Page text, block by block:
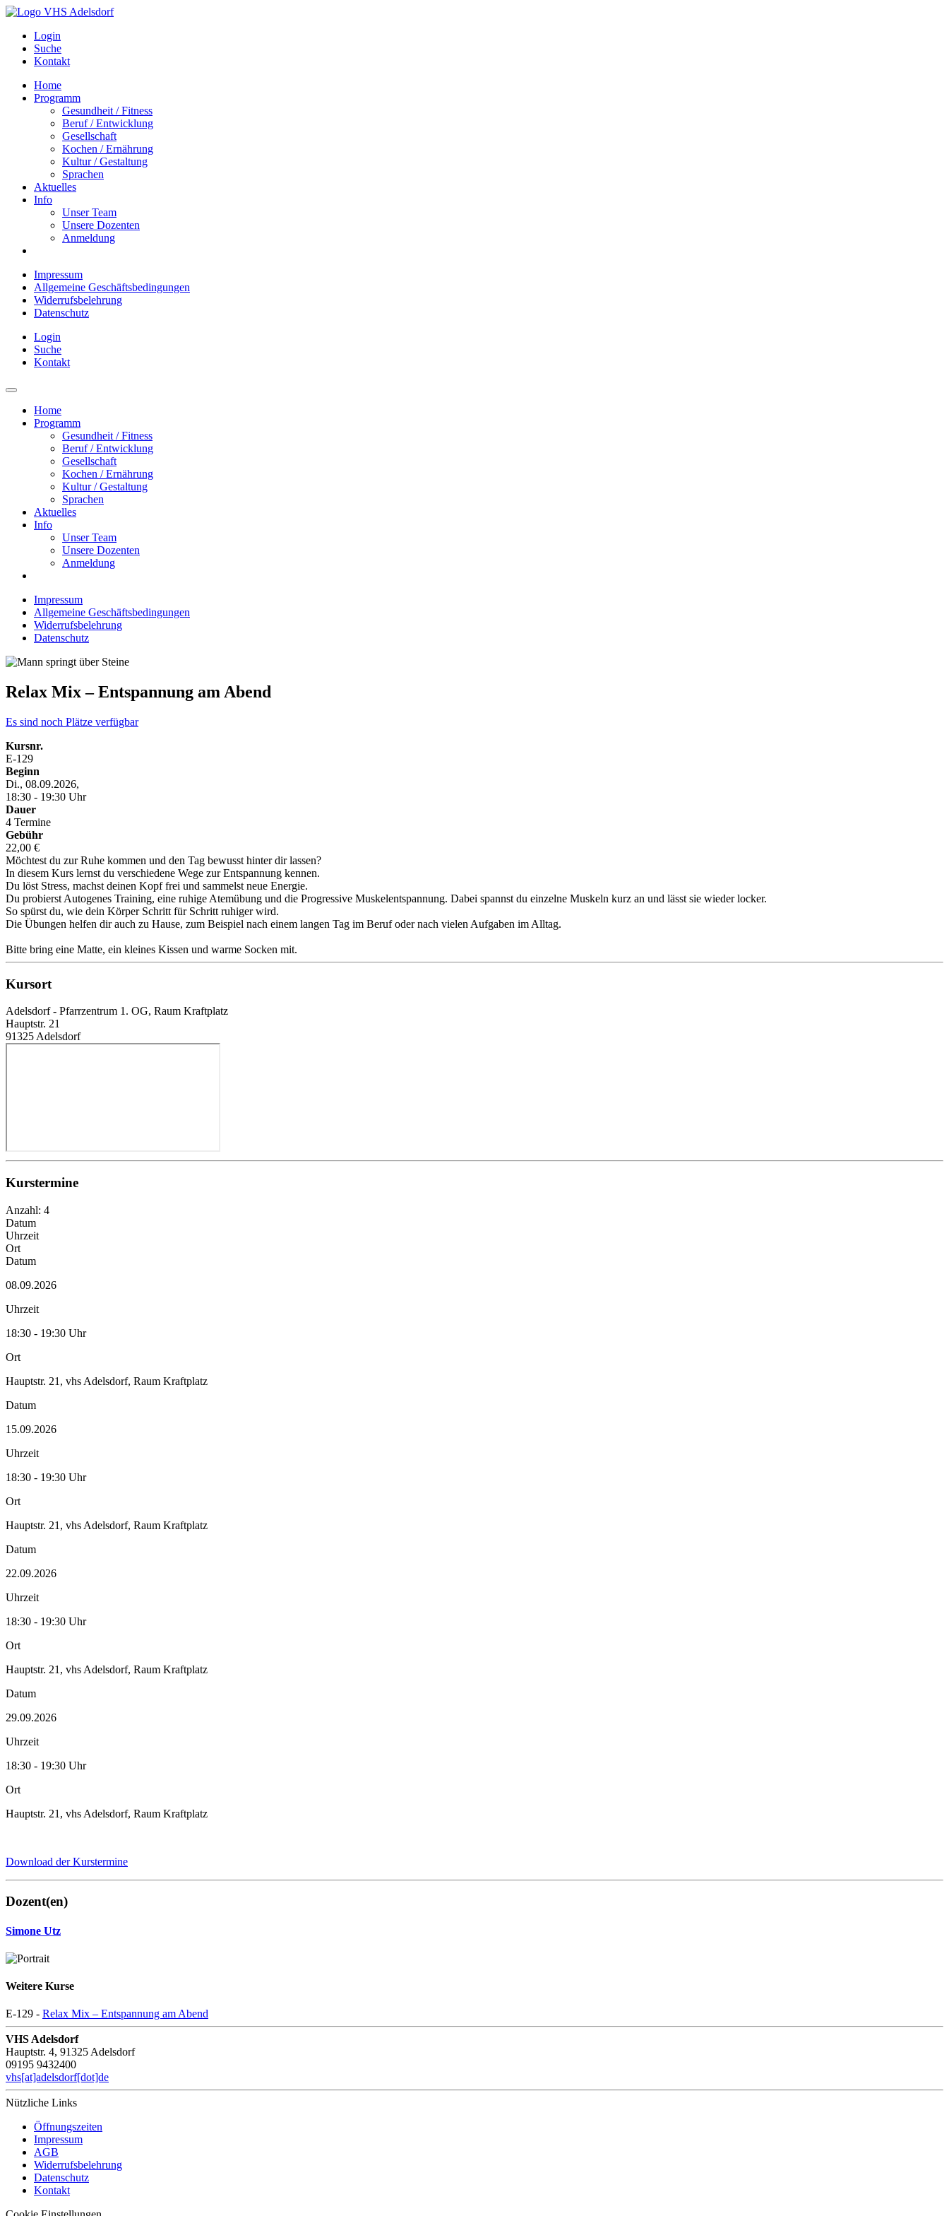
Login
Suche
Kontakt
Home
Programm
Gesundheit / Fitness
Beruf / Entwicklung
Gesellschaft
Kochen / Ernährung
Kultur / Gestaltung
Sprachen
Aktuelles
Info
Unser Team
Unsere Dozenten
Anmeldung
Impressum
Allgemeine Geschäftsbedingungen
Widerrufsbelehrung
Datenschutz
Login
Suche
Kontakt
Home
Programm
Gesundheit / Fitness
Beruf / Entwicklung
Gesellschaft
Kochen / Ernährung
Kultur / Gestaltung
Sprachen
Aktuelles
Info
Unser Team
Unsere Dozenten
Anmeldung
Impressum
Allgemeine Geschäftsbedingungen
Widerrufsbelehrung
Datenschutz
Relax Mix – Entspannung am Abend
Es sind noch Plätze verfügbar
Kursnr.
E-129
Beginn
Di., 08.09.2026,
18:30 - 19:30 Uhr
Dauer
4 Termine
Gebühr
22,00 €
Möchtest du zur Ruhe kommen und den Tag bewusst hinter dir lassen?
In diesem Kurs lernst du verschiedene Wege zur Entspannung kennen.
Du löst Stress, machst deinen Kopf frei und sammelst neue Energie.
Du probierst Autogenes Training, eine ruhige Atemübung und die Progressive Muskelentspannung. Dabei spannst du einzelne Muskeln kurz an und lässt sie wieder locker.
So spürst du, wie dein Körper Schritt für Schritt ruhiger wird.
Die Übungen helfen dir auch zu Hause, zum Beispiel nach einem langen Tag im Beruf oder nach vielen Aufgaben im Alltag.
Bitte bring eine Matte, ein kleines Kissen und warme Socken mit.
Kursort
Adelsdorf - Pfarrzentrum 1. OG, Raum Kraftplatz
Hauptstr. 21
91325 Adelsdorf
Kurstermine
Anzahl: 4
Datum
Uhrzeit
Ort
Datum
08.09.2026
Uhrzeit
18:30 - 19:30 Uhr
Ort
Hauptstr. 21, vhs Adelsdorf, Raum Kraftplatz
Datum
15.09.2026
Uhrzeit
18:30 - 19:30 Uhr
Ort
Hauptstr. 21, vhs Adelsdorf, Raum Kraftplatz
Datum
22.09.2026
Uhrzeit
18:30 - 19:30 Uhr
Ort
Hauptstr. 21, vhs Adelsdorf, Raum Kraftplatz
Datum
29.09.2026
Uhrzeit
18:30 - 19:30 Uhr
Ort
Hauptstr. 21, vhs Adelsdorf, Raum Kraftplatz
Download der Kurstermine
Dozent(en)
Simone Utz
Weitere Kurse
E-129 - Relax Mix – Entspannung am Abend
VHS Adelsdorf
Hauptstr. 4, 91325 Adelsdorf
09195 9432400
vhs[at]adelsdorf[dot]de
Nützliche Links
Öffnungszeiten
Impressum
AGB
Widerrufsbelehrung
Datenschutz
Kontakt